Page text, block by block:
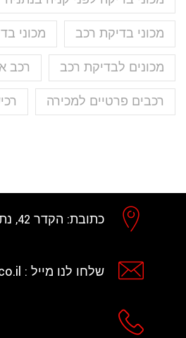
מכוני בדיקת רכב מכוני
מכונים לבדיקת רכב רכב
רכבים פרטיים למכירה
כתובת: הקדר 42, נתניה
שלחו לנו מייל :